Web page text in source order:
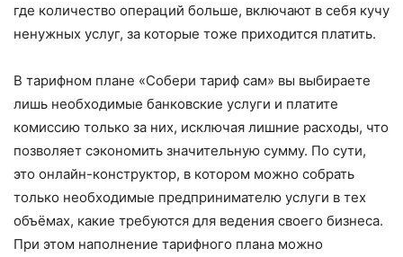
где количество операций больше, включают в себя кучу
ненужных услуг, за которые тоже приходится платить.
В тарифном плане «Собери тариф сам» вы выбираете
лишь необходимые банковские услуги и платите
комиссию только за них, исключая лишние расходы, что
позволяет сэкономить значительную сумму. По сути,
это онлайн-конструктор, в котором можно собрать
только необходимые предпринимателю услуги в тех
объёмах, какие требуются для ведения своего бизнеса.
При этом наполнение тарифного плана можно